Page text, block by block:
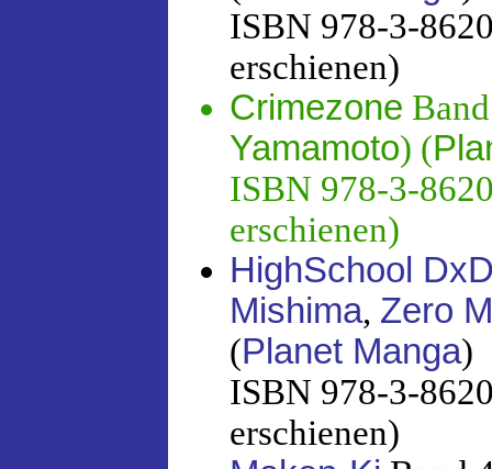
ISBN 978-3-
erschienen)
Crimezone
Yamamoto) (
ISBN 978-3-
erschienen)
HighSchool
Mishima, Zero
(Planet Manga)
ISBN 978-3-
erschienen)